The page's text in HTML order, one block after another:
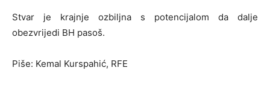
Stvar je krajnje ozbiljna s potencijalom da dalje
obezvrijedi BH pasoš.
Piše: Kemal Kurspahić, RFE